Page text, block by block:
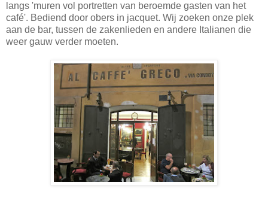
langs 'muren vol portretten van beroemde gasten van het
café'. Bediend door obers in jacquet. Wij zoeken onze plek
aan de bar, tussen de zakenlieden en andere Italianen die
weer gauw verder moeten.